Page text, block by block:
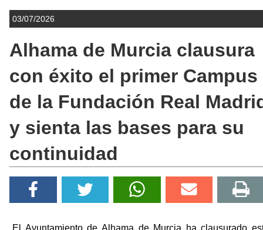
03/07/2026
Alhama de Murcia clausura
con éxito el primer Campus
de la Fundación Real
y sienta las bases para su
continuidad
El Ayuntamiento de Alhama de Murcia ha clausurado